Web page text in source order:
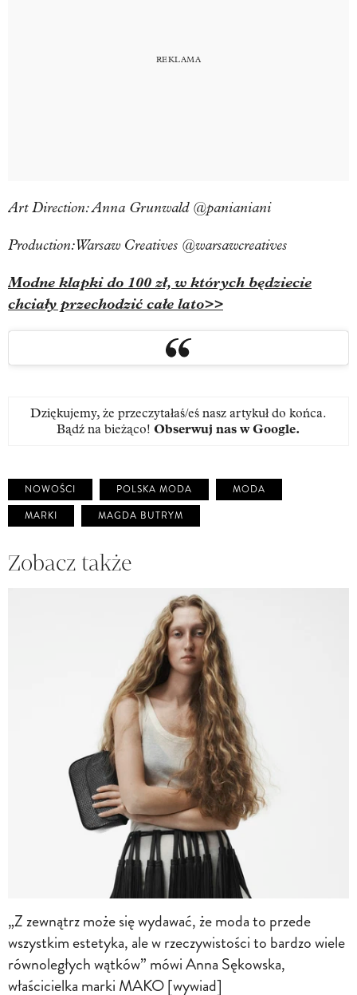
Art Direction: Anna Grunwald @panianiani
Production: Warsaw Creatives @warsawcreatives
Modne klapki do 100 zł, w których będziecie
chciały przechodzić całe lato>>
Dziękujemy, że przeczytałaś/eś nasz artykuł do końca.
Bądź na bieżąco! Obserwuj nas w Google.
NOWOŚCI POLSKA MODA
MODA
MARKI
MAGDA BUTRYM
Zobacz także
„Z zewnątrz może się wydawać, że moda to przede
wszystkim estetyka, ale w rzeczywistości to bardzo wiele
równoległych wątków” mówi Anna Sękowska,
właścicielka marki MAKO [wywiad]